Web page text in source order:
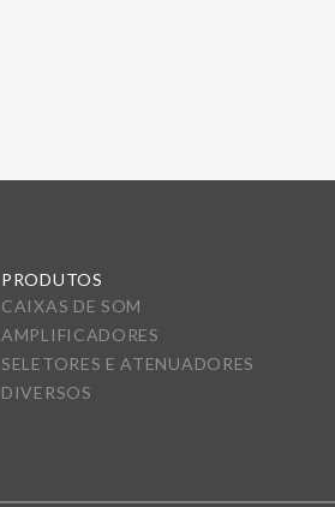
PRODUTOS
CAIXAS DE SOM
AMPLIFICADORES
SELETORES E ATENUADORES
DIVERSOS